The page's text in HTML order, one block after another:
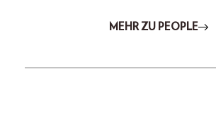
MEHR ZU PEOPLE